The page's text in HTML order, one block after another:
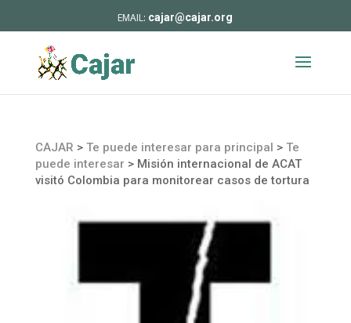
cajar@cajar.org
CAJAR > Te puede interesar para principal > Te
puede interesar > Misión internacional de ACAT
visitó Colombia para monitorear casos de tortura